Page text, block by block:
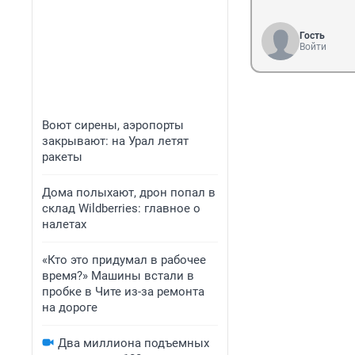
Воют сирены, аэропорты
закрывают: на Урал летят
ракеты
Дома полыхают, дрон попал в
склад Wildberries: главное о
налетах
«Кто это придумал в рабочее
время?» Машины встали в
пробке в Чите из-за ремонта
на дороге
Два миллиона подъемных
Гость
Войти